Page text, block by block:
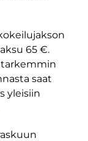
65 €.
saat
yleisiin